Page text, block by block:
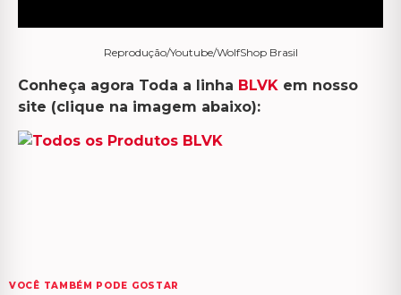
Reprodução/Youtube/WolfShop Brasil
Conheça agora Toda a linha BLVK em nosso
site (clique na imagem abaixo):
VOCÊ TAMBÉM PODE GOSTAR